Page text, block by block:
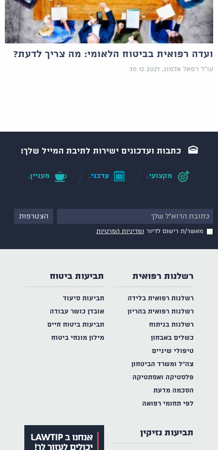
ועדה רפואית בביטוח הלאומי: מה צריך לדעת?
עו"ד רפאל אלמוג, 30.12.2021
כתבות ועדכונים ישירות לתיבת המייל שלך!
מקצועי. עדכני. מעניין.
מאשר/ת רישום לדיור ומדיניות הפרטיות
רשלנות רפואית
רשלנות רפואית בלידה
רשלנות רפואית בהריון
רשלנות בניתוח
כשלים באבחון
טיפולי שיניים
צה"ל ומשרד הביטחון
פלסטיקה ואסתטיקה
הסכמה מדעת
לפי תחומי רפואה
תביעות ביטוח
תביעות סיעוד
אובדן כושר עבודה
תביעות ביטוח חיים
מילון מונחי ביטוח
תביעות נזיקין